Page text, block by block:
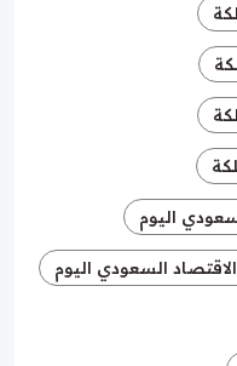
اليوم
السعودي اليوم